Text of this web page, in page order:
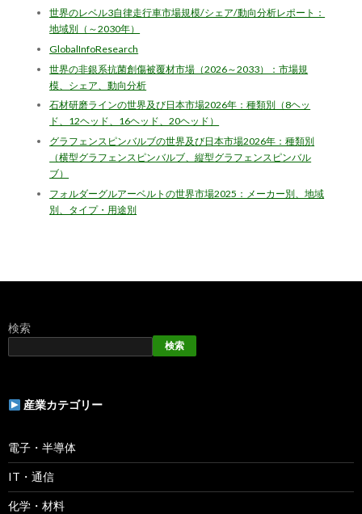
世界のレベル3自律走行車市場規模/シェア/動向分析レポート：
地域別（～2030年）
GlobalInfoResearch
世界の非銀系抗菌創傷被覆材市場（2026～2033）：市場規
模、シェア、動向分析
石材研磨ラインの世界及び日本市場2026年：種類別（8ヘッ
ド、12ヘッド、16ヘッド、20ヘッド）
グラフェンスピンバルブの世界及び日本市場2026年：種類別
（横型グラフェンスピンバルブ、縦型グラフェンスピンバル
ブ）
フォルダーグルアーベルトの世界市場2025：メーカー別、地域
別、タイプ・用途別
検索
検索
産業カテゴリー
電子・半導体
IT・通信
化学・材料